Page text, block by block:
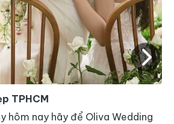
TPHCM
hôm nay hãy để Oliva Wedding